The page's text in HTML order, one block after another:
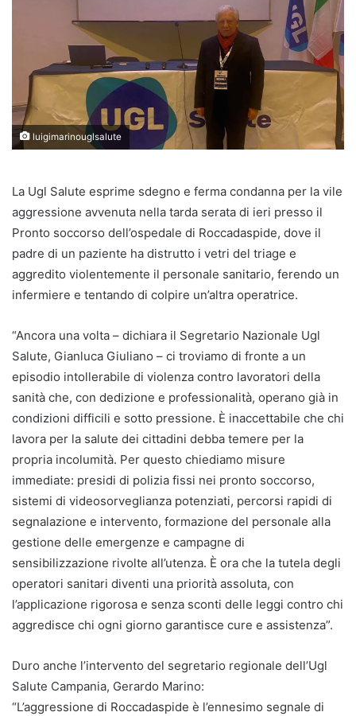
luigimarinouglsalute
La Ugl Salute esprime sdegno e ferma condanna per la vile
aggressione avvenuta nella tarda serata di ieri presso il
Pronto soccorso dell’ospedale di Roccadaspide, dove il
padre di un paziente ha distrutto i vetri del triage e
aggredito violentemente il personale sanitario, ferendo un
infermiere e tentando di colpire un’altra operatrice.
“Ancora una volta – dichiara il Segretario Nazionale Ugl
Salute, Gianluca Giuliano – ci troviamo di fronte a un
episodio intollerabile di violenza contro lavoratori della
sanità che, con dedizione e professionalità, operano già in
condizioni difficili e sotto pressione. È inaccettabile che chi
lavora per la salute dei cittadini debba temere per la
propria incolumità. Per questo chiediamo misure
immediate: presidi di polizia fissi nei pronto soccorso,
sistemi di videosorveglianza potenziati, percorsi rapidi di
segnalazione e intervento, formazione del personale alla
gestione delle emergenze e campagne di
sensibilizzazione rivolte all’utenza. È ora che la tutela degli
operatori sanitari diventi una priorità assoluta, con
l’applicazione rigorosa e senza sconti delle leggi contro chi
aggredisce chi ogni giorno garantisce cure e assistenza”.
Duro anche l’intervento del segretario regionale dell’Ugl
Salute Campania, Gerardo Marino:
“L’aggressione di Roccadaspide è l’ennesimo segnale di